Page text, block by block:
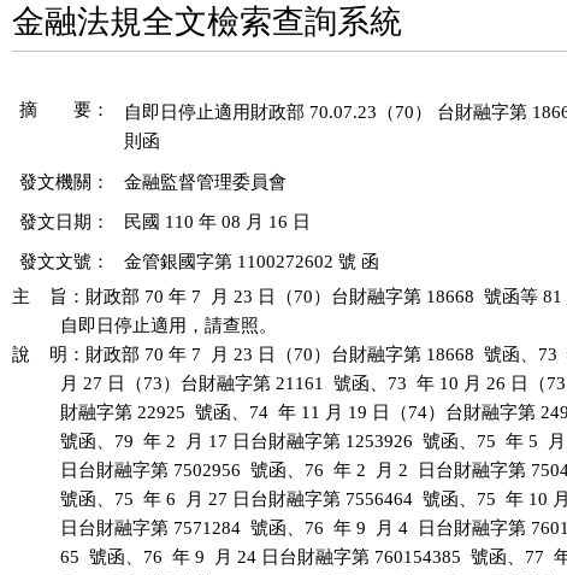
金融法規全文檢索查詢系統
摘 要：
自即日停止適用財政部 70.07.23（70） 台財融字第
發文機關： 金融監督管理委員會
發文日期： 民國 110 年 08 月 16 日
發文文號：
金管銀國字第 1100272602 號 函
主    旨：財政部 70 年 7  月 23 日（70）台財融字第 18668  號函等 81
          自即日停止適用，請查照。
說    明：財政部 70 年 7  月 23 日（70）台財融字第 18668  號函、73
月 27 日（73）台財融字第 21161  號函、73  年 10 月 26 日（
財融字第 22925  號函、74  年 11 月 19 日（74）台財融字第
號函、79  年 2  月 17 日台財融字第 1253926  號函、75  年 5  月
日台財融字第 7502956  號函、76  年 2  月 2  日台財融字第
號函、75  年 6  月 27 日台財融字第 7556464  號函、75  年 10
日台財融字第 7571284  號函、76  年 9  月 4  日台財融字第
65  號函、76  年 9  月 24 日台財融字第 760154385  號函、77